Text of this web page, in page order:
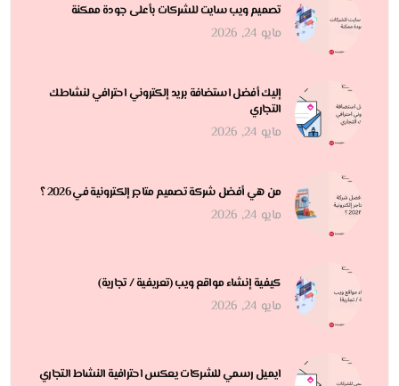
تصميم ويب سايت للشركات بأعلى جودة ممكنة
مايو 24, 2026
إليك أفضل استضافة بريد إلكتروني احترافي لنشاطك
التجاري
مايو 24, 2026
من هي أفضل شركة تصميم متاجر إلكترونية في 2026 ؟
مايو 24, 2026
كيفية إنشاء مواقع ويب (تعريفية / تجارية)
مايو 24, 2026
ايميل رسمي للشركات يعكس احترافية النشاط التجاري